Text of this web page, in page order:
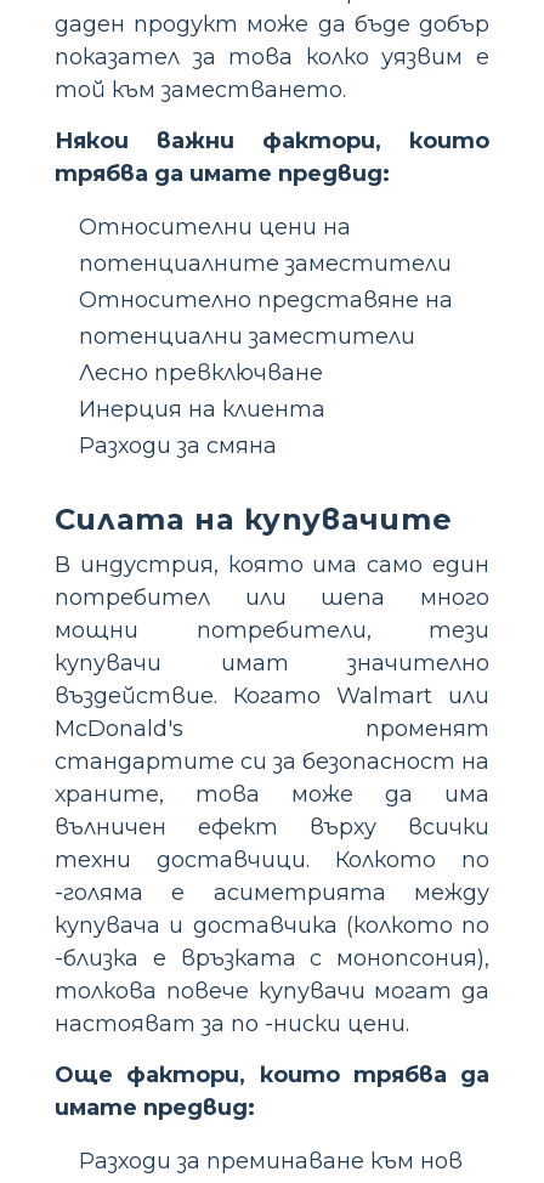
даден продукт може да бъде добър
показател за това колко уязвим е
той към заместването.
Някои важни фактори, които
трябва да имате предвид:
Относителни цени на
потенциалните заместители
Относително представяне на
потенциални заместители
Лесно превключване
Инерция на клиента
Разходи за смяна
Силата на купувачите
В индустрия, която има само един
потребител или шепа много
мощни потребители, тези
купувачи имат значително
въздействие. Когато Walmart или
McDonald's променят
стандартите си за безопасност на
храните, това може да има
вълничен ефект върху всички
техни доставчици. Колкото по
-голяма е асиметрията между
купувача и доставчика (колкото по
-близка е връзката с монопсония),
толкова повече купувачи могат да
настояват за по -ниски цени.
Още фактори, които трябва да
имате предвид:
Разходи за преминаване към нов